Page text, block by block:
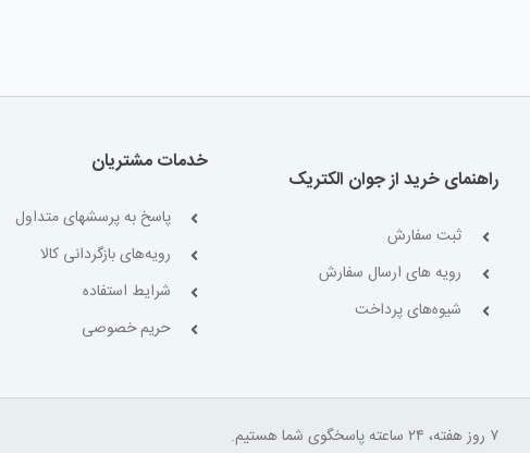
راهنمای خرید از جوان الکتریک
ثبت سفارش
رویه های ارسال سفارش
شیوه‌های پرداخت
خدمات مشتریان
پاسخ به پرسشهای متداول
رویه‌های بازگردانی کالا
شرایط استفاده
حریم خصوصی
۷ روز هفته، ۲۴ ساعته پاسخگوی شما هستیم.